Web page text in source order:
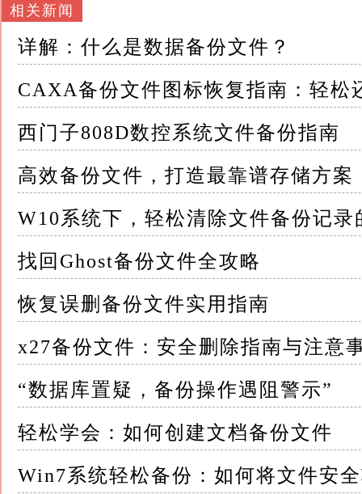
二、常规恢复方法 针对CAXA备份文件图标
复方法： 方法一：检查并修复文件关联 1.打开
选择“控制面板”
2.进入“程序”选项：在控制面板中，找到并点
3.选择“默认程序”：在程序选项中，点击“默
4.设置文件关联：在默认程序界面中，找到并
然后，在列表中找到与CAXA备份文件相关的
进行关联
方法二：使用系统文件检查器 1.以管理员身
输入“cmd”，然后右键点击“命令提示符”，选择
2.运行系统文件检查器：在命令提示符窗口
系统文件检查器将扫描并修复受损的系统文件
方法三：重建图标缓存 1.删除图标缓存文件
于“C:Users【用户名】
相关新闻
详解：什么是数据备份文件？
CAXA备份文件图标恢复指南：轻松
西门子808D数控系统文件备份指南
高效备份文件，打造最靠谱存储方案
W10系统下，轻松清除文件备份记录
找回Ghost备份文件全攻略
恢复误删备份文件实用指南
x27备份文件：安全删除指南与注意
“数据库置疑，备份操作遇阻警示”
轻松学会：如何创建文档备份文件
Win7系统轻松备份：如何将文件安